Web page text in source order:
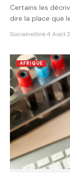
Certains les
dire la place que
Socialnetlink·4 Août
AFRIQUE